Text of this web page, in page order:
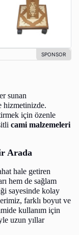
sunan
hizmetinizde.
için özenle
cami malzemeleri
Arada
hale getiren
hem de sağlam
sayesinde kolay
farklı boyut ve
kullanım için
uzun yıllar